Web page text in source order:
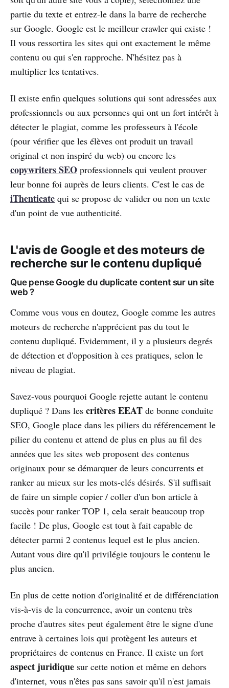
partie du texte et entrez-le dans la barre de recherche
sur Google. Google est le meilleur crawler qui existe !
Il vous ressortira les sites qui ont exactement le même
contenu ou qui s'en rapproche. N'hésitez pas à
multiplier les tentatives.
Il existe enfin quelques solutions qui sont adressées aux
professionnels ou aux personnes qui ont un fort intérêt à
détecter le plagiat, comme les professeurs à l'école
(pour vérifier que les élèves ont produit un travail
original et non inspiré du web) ou encore les
copywriters SEO professionnels qui veulent prouver
leur bonne foi auprès de leurs clients. C'est le cas de
iThenticate qui se propose de valider ou non un texte
d'un point de vue authenticité.
L'avis de Google et des moteurs de
recherche sur le contenu dupliqué
Que pense Google du duplicate content sur un site
web ?
Comme vous vous en doutez, Google comme les autres
moteurs de recherche n'apprécient pas du tout le
contenu dupliqué. Evidemment, il y a plusieurs degrés
de détection et d'opposition à ces pratiques, selon le
niveau de plagiat.
Savez-vous pourquoi Google rejette autant le contenu
dupliqué ? Dans les critères EEAT de bonne conduite
SEO, Google place dans les piliers du référencement le
pilier du contenu et attend de plus en plus au fil des
années que les sites web proposent des contenus
originaux pour se démarquer de leurs concurrents et
ranker au mieux sur les mots-clés désirés. S'il suffisait
de faire un simple copier / coller d'un bon article à
succès pour ranker TOP 1, cela serait beaucoup trop
facile ! De plus, Google est tout à fait capable de
détecter parmi 2 contenus lequel est le plus ancien.
Autant vous dire qu'il privilégie toujours le contenu le
plus ancien.
En plus de cette notion d'originalité et de différenciation
vis-à-vis de la concurrence, avoir un contenu très
proche d'autres sites peut également être le signe d'une
entrave à certaines lois qui protègent les auteurs et
propriétaires de contenus en France. Il existe un fort
aspect juridique sur cette notion et même en dehors
d'internet, vous n'êtes pas sans savoir qu'il n'est jamais